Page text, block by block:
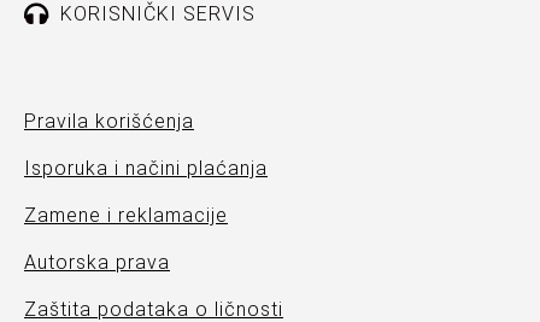
KORISNIČKI SERVIS
Pravila korišćenja
Isporuka i načini plaćanja
Zamene i reklamacije
Autorska prava
Zaštita podataka o ličnosti